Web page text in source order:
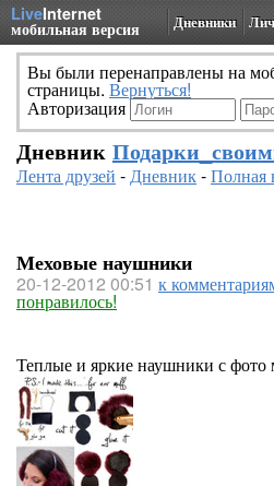
LiveInternet
мобильная версия Дневники
Вы были перенаправлены на
страницы. Вернуться!
Авторизация
Дневник
Лента друзей -Дневник-Полная
Меховые наушники
20-12-2012 00:51 к
понравилось!
Теплые и яркие наушники с фото